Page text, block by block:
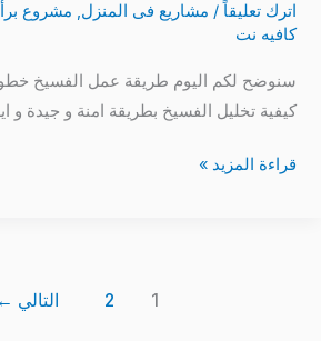
اترك تعليقاً /مشاريع فى المنزل, مشروع برأس
كافيه نت
سنوضح لكم اليوم طريقة عمل الفسيخ خطوة
كيفية تخليل الفسيخ بطريقة امنة و جيدة و ايضا
بالصور
مشروع
مربح
قراءة المزيد »
التالي←